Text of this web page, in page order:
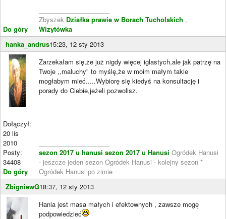
Do góry
Zbyszek Działka prawie w Borach Tucholskich ,
Wizytówka
hanka_andrus15:23, 12 sty 2013
Dołączył:
20 lis
2010
Posty:
34408
Do góry
Zarzekałam się,że już nigdy więcej iglastych,ale jak patrzę na
Twoje ,,maluchy" to myślę,że w moim małym takie
mogłabym mieć.....Wybiorę się kiedyś na konsultację i
porady do Ciebie,jeżeli pozwolisz.
sezon 2017 u hanusi sezon 2017 u Hanusi Ogródek Hanusi
- jeszcze jeden sezon Ogródek Hanusi - kolejny sezon *
Ogródek Hanusi po zimie
ZbigniewG18:37, 12 sty 2013
Hania jest masa małych i efektownych , zawsze mogę
podpowiedzieć